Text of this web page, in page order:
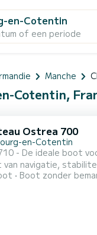
en-Cotentin
of een periode
Manche
Cotentin,
Ostrea 700
en-Cotentin
boot voor uw uitstapjes op zee Stap aan boord
navigatie,
zijn via de zee of
Boot zonder